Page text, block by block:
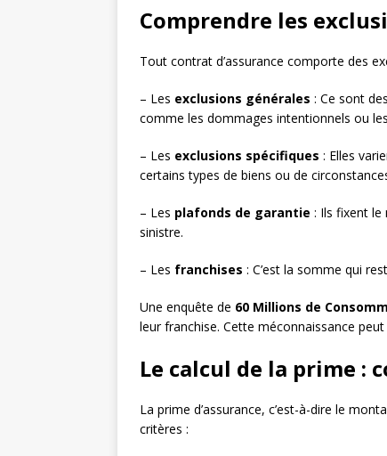
Comprendre les
Tout contrat d’assurance comporte des
– Les exclusions générales : Ce sont
comme les dommages intentionnels ou
– Les exclusions spécifiques : Elles
certains types de biens ou de
– Les plafonds de garantie : Ils fixent le
sinistre.
– Les franchises : C’est la somme qui
Une enquête de 60 Millions de
leur franchise. Cette méconnaissance
Le calcul de la prime :
La prime d’assurance, c’est-à-dire le
critères :